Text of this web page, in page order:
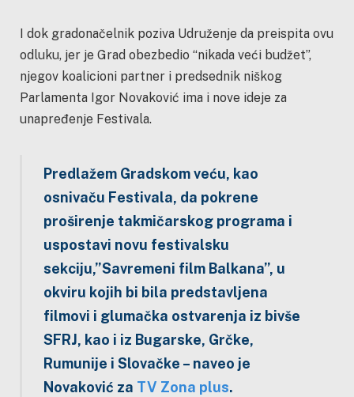
I dok gradonačelnik poziva Udruženje da preispita ovu
odluku, jer je Grad obezbedio “nikada veći budžet”,
njegov koalicioni partner i predsednik niškog
Parlamenta Igor Novaković ima i nove ideje za
unapređenje Festivala.
Predlažem Gradskom veću, kao
osnivaču Festivala, da pokrene
proširenje takmičarskog programa i
uspostavi novu festivalsku
sekciju,”Savremeni film Balkana”, u
okviru kojih bi bila predstavljena
filmovi i glumačka ostvarenja iz bivše
SFRJ, kao i iz Bugarske, Grčke,
Rumunije i Slovačke – naveo je
Novaković za TV Zona plus.